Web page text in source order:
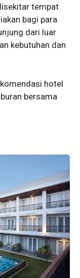
tempat
bagi para
dari luar
kebutuhan dan
hotel
bersama